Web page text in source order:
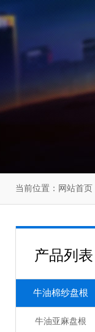
当前位置： 网站首页
产品列表
牛油棉纱盘根
牛油亚麻盘根